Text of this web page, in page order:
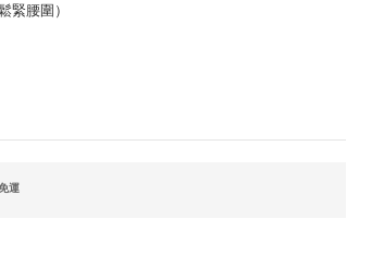
緊腰圍）
運